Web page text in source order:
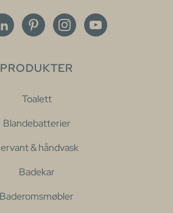
PRODUKTER
Toalett
Blandebatterier
& håndvask
Badekar
Baderomsmøbler